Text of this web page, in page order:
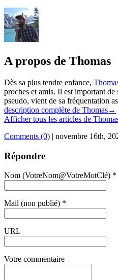
A propos de Thomas
Dès sa plus tendre enfance,
proches et amis. Il est important
pseudo, vient de sa fréquentation
description complète de Thomas→
Afficher tous les articles de
Comments (0) | novembre 16th,
Répondre
Nom (VotreNom@VotreMotClé) *
Mail (non publié) *
URL
Votre commentaire